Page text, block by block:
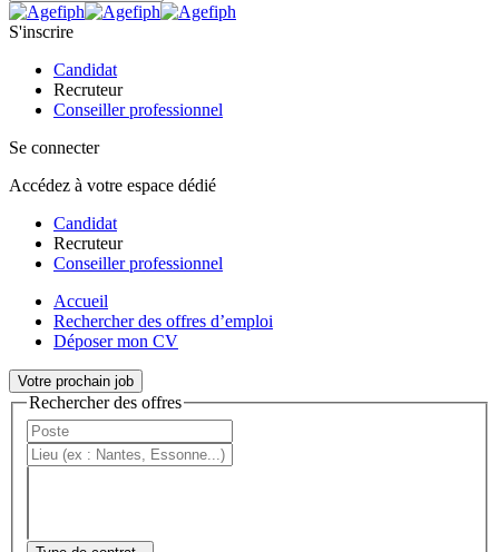
S'inscrire
Candidat
Recruteur
Conseiller professionnel
Se connecter
Accédez à votre espace dédié
Candidat
Recruteur
Conseiller professionnel
Accueil
Rechercher des offres d’emploi
Déposer mon CV
Votre prochain job
Rechercher des offres